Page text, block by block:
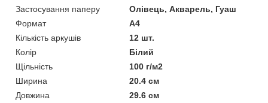
Застосування паперу
Олівець, Акварель, Гуаш
Формат
A4
Кількість аркушів
12 шт.
Колір
Білий
Щільність
100 г/м2
Ширина
20.4 см
Довжина
29.6 см